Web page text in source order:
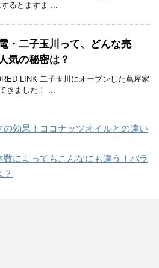
るとますま ...
・二子玉川って、どんな売
気の秘密は？
LINK 二子玉川にオープンした蔦屋家
きました！ ...
の効果！ココナッツオイルとの違い
によってもこんなにも違う！バラ